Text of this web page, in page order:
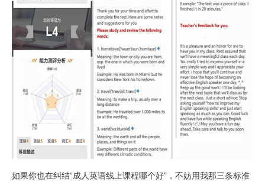
如果你也在纠结“成人英语线上课程哪个好”，不妨用我那三条标准